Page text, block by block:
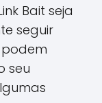
Bait seja
seguir
seu